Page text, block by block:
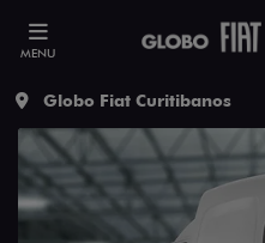
MENU
Globo Fiat Curitibanos